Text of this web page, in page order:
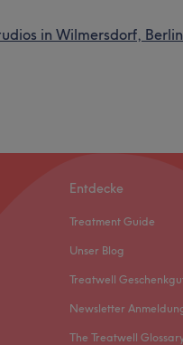
in Wilmersdorf, Berlin
Entdecke
Treatment Guide
Unser Blog
Treatwell
Newsletter
The Treatwell